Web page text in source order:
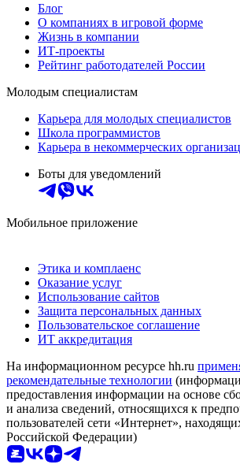
Блог
О компаниях в игровой форме
Жизнь в компании
ИТ-проекты
Рейтинг работодателей России
Молодым специалистам
Карьера для молодых специалистов
Школа программистов
Карьера в некоммерческих
Боты для уведомлений
Мобильное приложение
Этика и комплаенс
Оказание услуг
Использование сайтов
Защита персональных данных
Пользовательское соглашение
ИТ аккредитация
На информационном ресурсе hh.ru
рекомендательные технологии
предоставления информации на основе
и анализа сведений, относящихся к
пользователей сети «Интернет»,
Российской Федерации)